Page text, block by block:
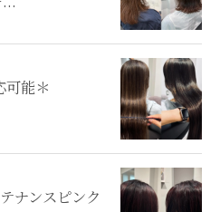
可能＊
ナンスピンク